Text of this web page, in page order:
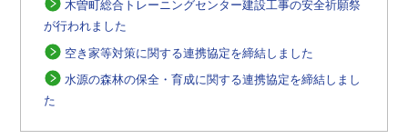
木曽町総合トレーニングセンター建設工事の安全祈願祭
が行われました
空き家等対策に関する連携協定を締結しました
水源の森林の保全・育成に関する連携協定を締結しまし
た